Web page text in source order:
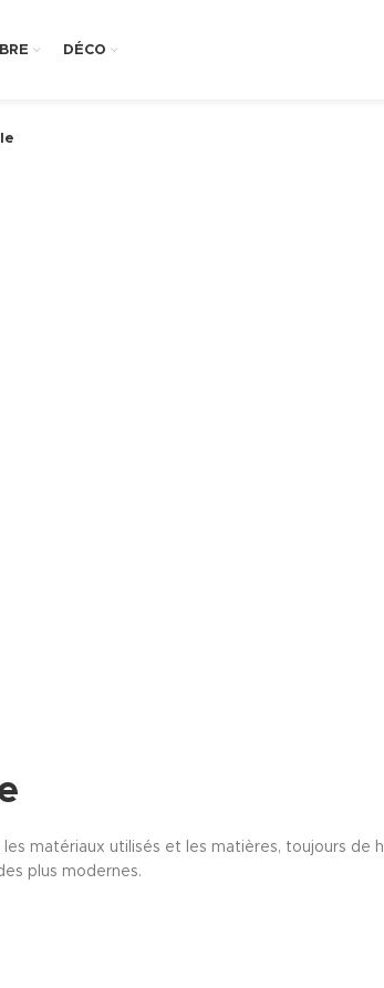
DÉCO
matériaux utilisés et les matières, toujours de
plus modernes.